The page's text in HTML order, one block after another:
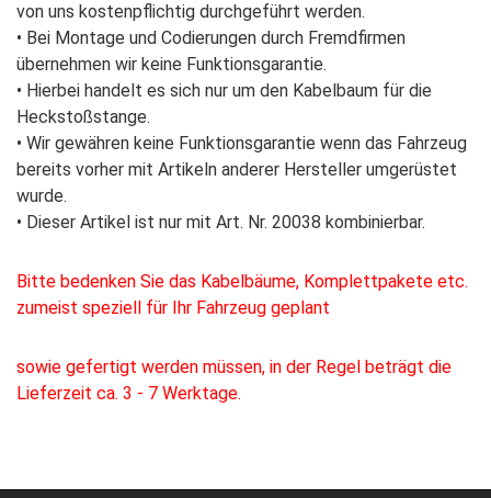
von uns kostenpflichtig durchgeführt werden.
• Bei Montage und Codierungen durch Fremdfirmen
übernehmen wir keine Funktionsgarantie.
• Hierbei handelt es sich nur um den Kabelbaum für die
Heckstoßstange.
• Wir gewähren keine Funktionsgarantie wenn das Fahrzeug
bereits vorher mit Artikeln anderer Hersteller umgerüstet
wurde.
• Dieser Artikel ist nur mit Art. Nr. 20038 kombinierbar.
Bitte bedenken Sie das Kabelbäume, Komplettpakete etc.
zumeist speziell für Ihr Fahrzeug geplant
sowie gefertigt werden müssen, in der Regel beträgt die
Lieferzeit ca. 3 - 7 Werktage.